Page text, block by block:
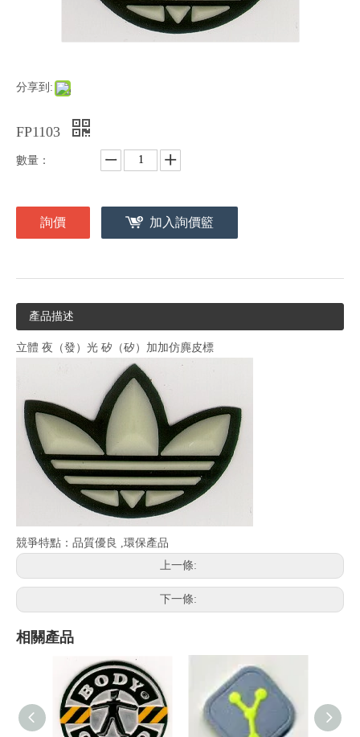
分享到:
FP1103
數量：
詢價 加入詢價籃
產品描述
立體 夜（發）光 矽（矽）加加仿麂皮標
競爭特點：品質優良 ,環保產品
上一條:
下一條:
相關產品